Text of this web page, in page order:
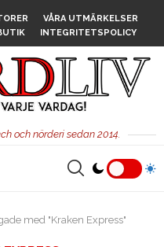
VÅRA UTMÄRKELSER
INTEGRITETSPOLICY
och nörderi sedan 2014.
med "Kraken Express"